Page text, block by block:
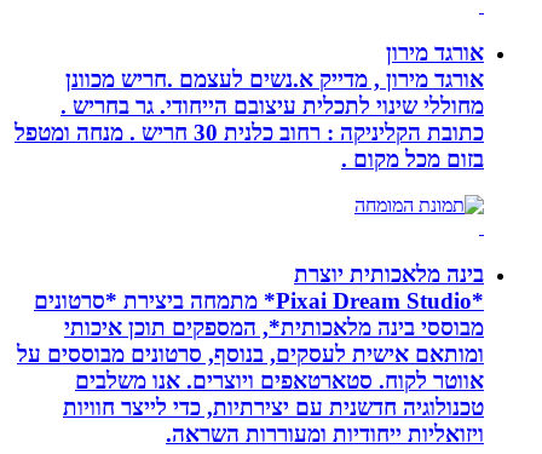
אורגד מירון
אורגד מירון , מדייק א.נשים לעצמם .חריש מכוונן
מחוללי שינוי לתכלית עיצובם הייחודי. גר בחריש .
כתובת הקליניקה : רחוב כלנית 30 חריש . מנחה ומטפל
בזום מכל מקום .
בינה מלאכותית יוצרת
*Pixai Dream Studio* מתמחה ביצירת *סרטונים
מבוססי בינה מלאכותית*, המספקים תוכן איכותי
ומותאם אישית לעסקים, בנוסף, סרטונים מבוססים על
אווטר לקוח. סטארטאפים ויוצרים. אנו משלבים
טכנולוגיה חדשנית עם יצירתיות, כדי לייצר חוויות
ויזואליות ייחודיות ומעוררות השראה.